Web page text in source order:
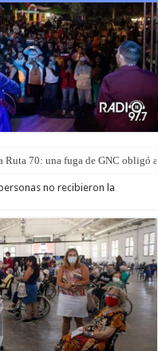
nafta y prendido fuego en San
no recibieron la